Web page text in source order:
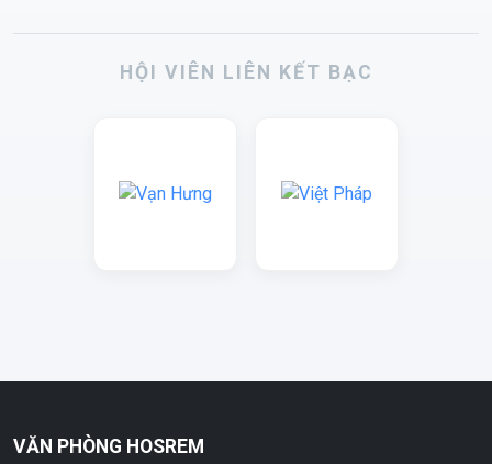
HỘI VIÊN LIÊN KẾT BẠC
VĂN PHÒNG HOSREM